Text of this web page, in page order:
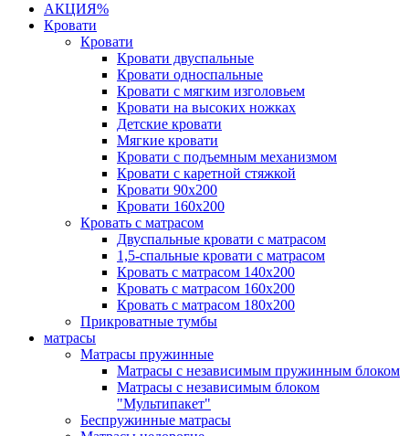
АКЦИЯ%
Кровати
Кровати
Кровати двуспальные
Кровати односпальные
Кровати с мягким изголовьем
Кровати на высоких ножках
Детские кровати
Мягкие кровати
Кровати с подъемным механизмом
Кровати с каретной стяжкой
Кровати 90х200
Кровати 160х200
Кровать с матрасом
Двуспальные кровати с матрасом
1,5-спальные кровати с матрасом
Кровать с матрасом 140х200
Кровать с матрасом 160х200
Кровать с матрасом 180х200
Прикроватные тумбы
матрасы
Матрасы пружинные
Матрасы с независимым пружинным блоком
Матрасы с независимым блоком
"Мультипакет"
Беспружинные матрасы